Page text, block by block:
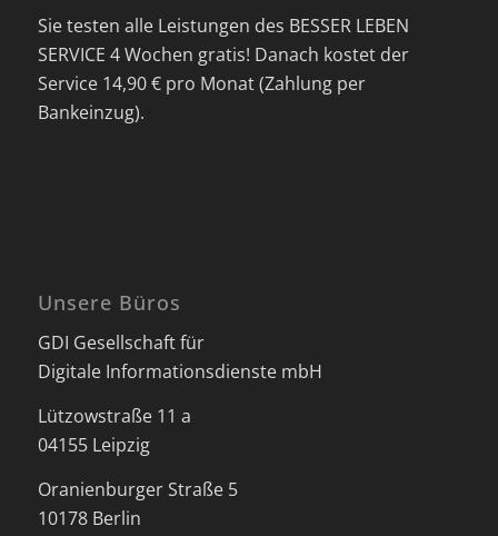
Sie testen alle Leistungen des BESSER LEBEN
SERVICE 4 Wochen gratis! Danach kostet der
Service 14,90 € pro Monat (Zahlung per
Bankeinzug).
Unsere Büros
GDI Gesellschaft für
Digitale Informationsdienste mbH
Lützowstraße 11 a
04155 Leipzig
Oranienburger Straße 5
10178 Berlin